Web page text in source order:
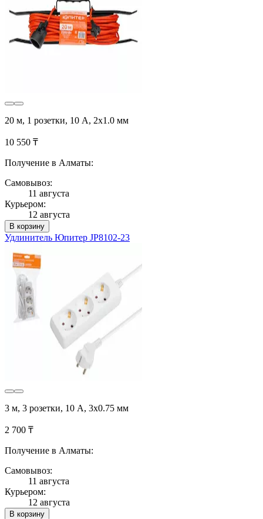
20 м, 1 розетки, 10 А, 2x1.0 мм
10 550 ₸
Получение в Алматы:
Самовывоз:
11 августа
Курьером:
12 августа
В корзину
Удлинитель Юпитер JP8102-23
3 м, 3 розетки, 10 А, 3x0.75 мм
2 700 ₸
Получение в Алматы:
Самовывоз:
11 августа
Курьером:
12 августа
В корзину